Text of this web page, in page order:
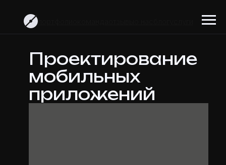
портфолио
Проектирование
мобильных
приложений